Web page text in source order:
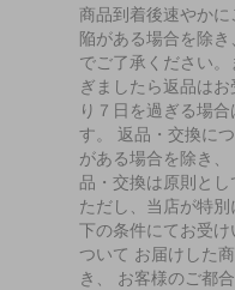
商品到着後速やか
陥がある場合を除
でご了承ください
ぎましたら返品は
り７日を過ぎる場
す。 返品・交換に
がある場合を除き
品・交換は原則とし
ただし、当店が特
下の条件にてお受
ついて お届けした
き、 お客様のご都